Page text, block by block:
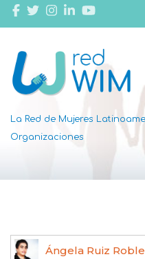
La Red de Mujeres
Organizaciones
Ángela Ruiz